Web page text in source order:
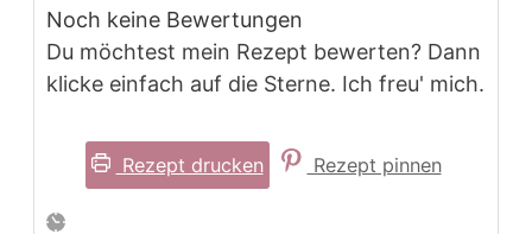
Noch keine Bewertungen
Du möchtest mein Rezept bewerten? Dann
klicke einfach auf die Sterne. Ich freu' mich.
Rezept drucken Rezept pinnen